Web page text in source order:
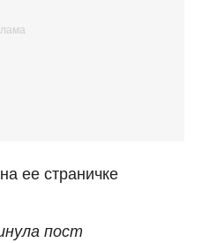
ее страничке
пост